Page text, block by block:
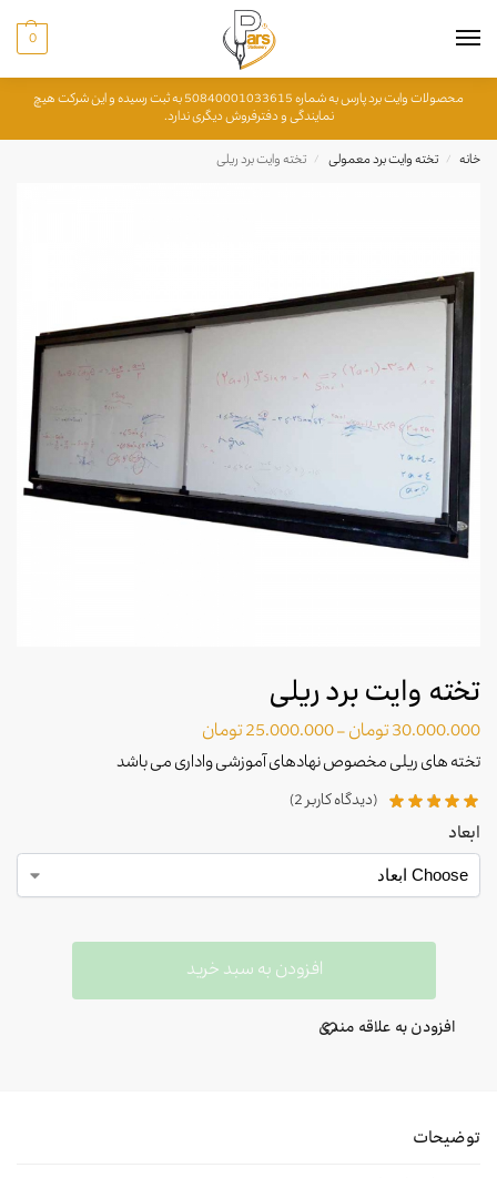
0
محصولات وایت برد پارس به شماره 50840001033615 به ثبت رسیده و این شرکت هیچ
نمایندگی و دفترفروش دیگری ندارد.
خانه / تخته وایت برد معمولی / تخته وایت برد ریلی
تخته وایت برد ریلی
30.000.000تومان–
25.000.000تومان
تخته های ریلی مخصوص نهادهای آموزشی واداری می باشد
(دیدگاه کاربر2
)
ابعاد
افزودن به سبد خرید
افزودن به علاقه مندی
توضیحات